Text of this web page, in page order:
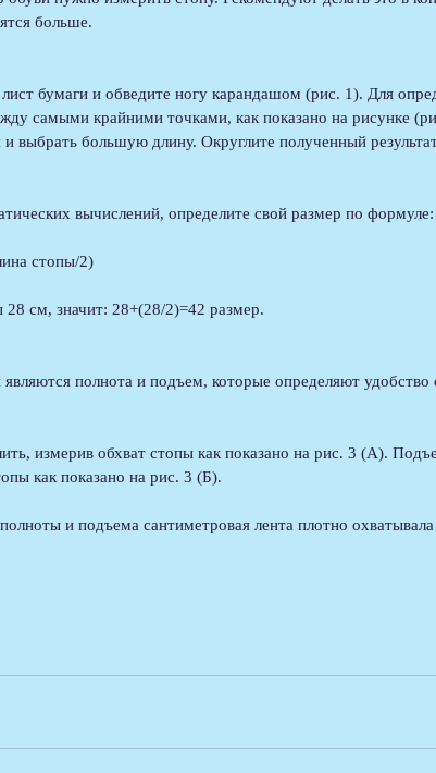
больше.
бумаги и обведите ногу карандашом (рис. 1). Для
самыми крайними точками, как показано на рисунке
и выбрать большую длину. Округлите полученный
вычислений, определите свой размер по формуле:
стопы/2)
см, значит: 28+(28/2)=42 размер.
полнота и подъем, которые определяют удобство
измерив обхват стопы как показано на рис. 3 (A).
как показано на рис. 3 (Б).
и подъема сантиметровая лента плотно